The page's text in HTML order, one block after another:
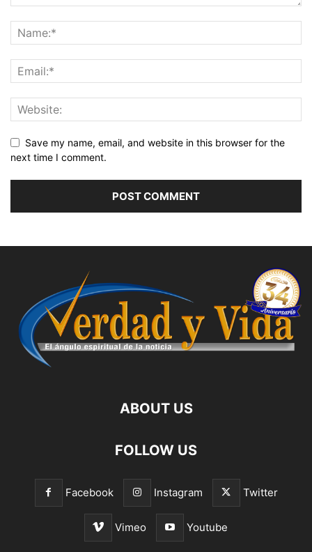
Save my name, email, and website in this browser for the
next time I comment.
ABOUT US
FOLLOW US
Facebook Instagram Twitter
Vimeo Youtube